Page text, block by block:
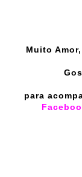
Muito
para